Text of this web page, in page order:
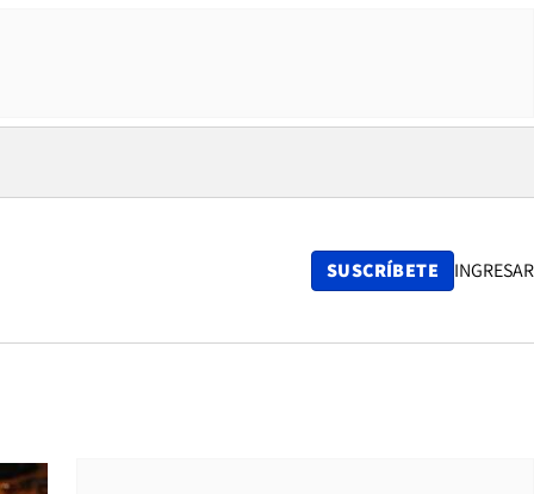
SUSCRÍBETE INGRESAR